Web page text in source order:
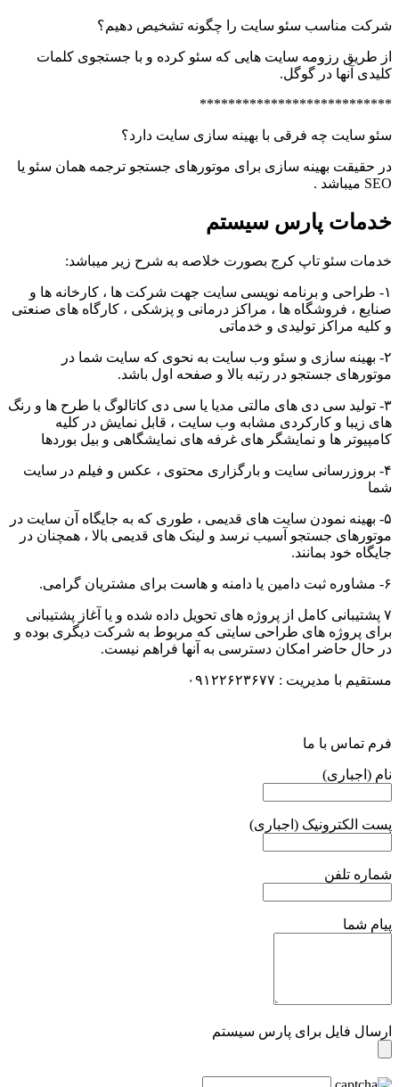
شرکت مناسب سئو سایت را چگونه تشخیص دهیم؟
از طریق رزومه سایت هایی که سئو کرده و با جستجوی کلمات
کلیدی آنها در گوگل.
***************************
سئو سایت چه فرقی با بهینه سازی سایت دارد؟
در حقیقت بهینه سازی برای موتورهای جستجو ترجمه همان سئو یا
SEO میباشد .
خدمات پارس سیستم
خدمات سئو تاپ کرج بصورت خلاصه به شرح زیر میباشد:
۱- طراحی و برنامه نویسی سایت جهت شرکت ها ، کارخانه ها و
صنایع ، فروشگاه ها ، مراکز درمانی و پزشکی ، کارگاه های صنعتی
و کلیه مراکز تولیدی و خدماتی
۲- بهینه سازی و سئو وب سایت به نحوی که سایت شما در
موتورهای جستجو در رتبه بالا و صفحه اول باشد.
۳- تولید سی دی های مالتی مدیا یا سی دی کاتالوگ با طرح ها و رنگ
های زیبا و کارکردی مشابه وب سایت ، قابل نمایش در کلیه
کامپیوتر ها و نمایشگر های غرفه های نمایشگاهی و بیل بوردها
۴- بروزرسانی سایت و بارگزاری محتوی ، عکس و فیلم در سایت
شما
۵- بهینه نمودن سایت های قدیمی ، طوری که به جایگاه آن سایت در
موتورهای جستجو آسیب نرسد و لینک های قدیمی بالا ، همچنان در
جایگاه خود بمانند.
۶- مشاوره ثبت دامین یا دامنه و هاست برای مشتریان گرامی.
۷ پشتیبانی کامل از پروژه های تحویل داده شده و یا آغاز پشتیبانی
برای پروژه های طراحی سایتی که مربوط به شرکت دیگری بوده و
در حال حاضر امکان دسترسی به آنها فراهم نیست.
مستقیم با مدیریت : ۰۹۱۲۲۶۲۳۶۷۷
فرم تماس با ما
نام (اجباری)
پست الکترونیک (اجباری)
شماره تلفن
پیام شما
ارسال فایل برای پارس سیستم